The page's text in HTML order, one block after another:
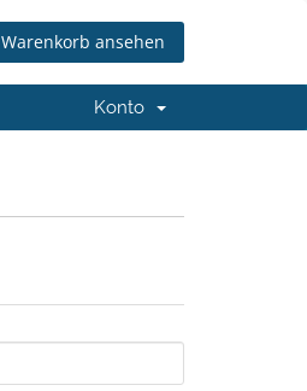
Warenkorb ansehen
Konto